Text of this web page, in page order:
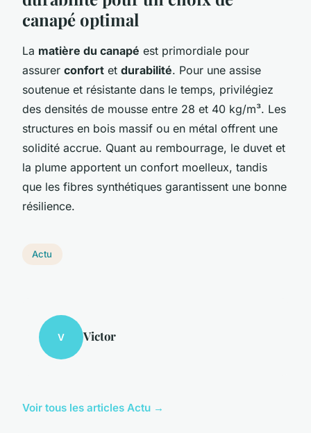
canapé optimal
La matière du canapé est primordiale pour
assurer confort et durabilité. Pour une assise
soutenue et résistante dans le temps, privilégiez
des densités de mousse entre 28 et 40 kg/m³. Les
structures en bois massif ou en métal offrent une
solidité accrue. Quant au rembourrage, le duvet et
la plume apportent un confort moelleux, tandis
que les fibres synthétiques garantissent une bonne
résilience.
Actu
V Victor
Voir tous les articles Actu →